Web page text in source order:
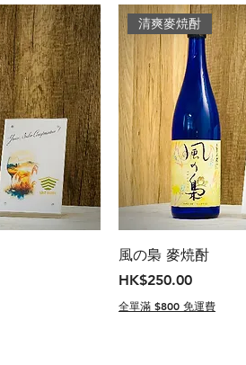
清爽麥焼酎
風の梟 麥焼酎
價格
HK$250.00
全單滿 $800 免運費